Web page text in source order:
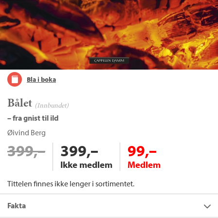
Bla i boka
Bålet (Innbundet)
– fra gnist til ild
Øivind Berg
399,– 399,–
Ikke medlem
99,–
Medlem
Tittelen finnes ikke lenger i sortimentet.
Fakta